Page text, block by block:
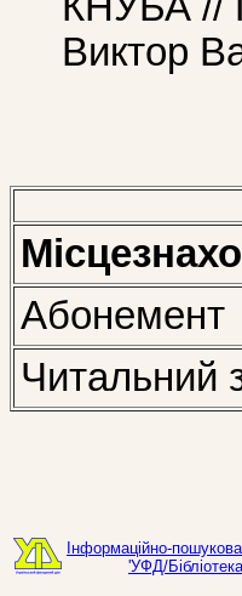
Виктор
Абонемент
Читальний
Інформаційно-
'УФД/